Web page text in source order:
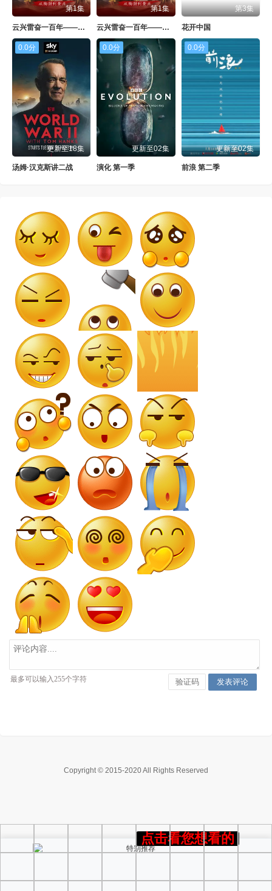
第1集
云兴雷奋一百年——从陶澍到黄兴
第1集
云兴雷奋一百年——从陶澍到黄兴
第3集
花开中国
0.0分
更新至18集
汤姆·汉克斯讲二战
0.0分
更新至02集
演化 第一季
0.0分
更新至02集
前浪 第二季
Copyright © 2015-2020 All Rights Reserved
点击看您想看的